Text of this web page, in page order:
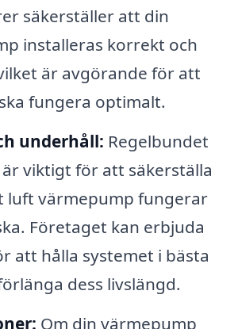
säkerställer att din
installeras korrekt och
är avgörande för att
fungera optimalt.
underhåll: Regelbundet
viktigt för att säkerställa
luft värmepump fungerar
Företaget kan erbjuda
att hålla systemet i bästa
dess livslängd.
Om din värmepump